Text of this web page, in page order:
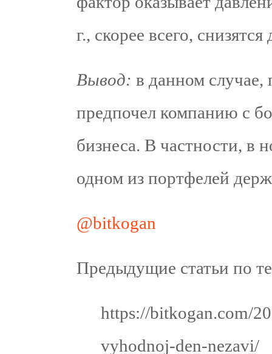
г., скорее всего,
Вывод: в данном
предпочел компанию с
бизнеса. В частности, в
одном из портфелей
@bitkogan
Предыдущие статьи по
https://bitkogan.com/
vyhodnoj-den-nezavi/